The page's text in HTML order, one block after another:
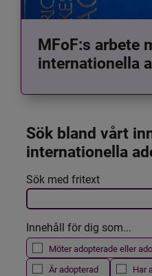
MFoF:s arbete
internationella
Sök bland vårt
internationella
Filtrera resultatet
Det här formuläret postas
Sök med fritext
Innehåll för dig som...
Möter adopterade eller
Är adopterad
Har